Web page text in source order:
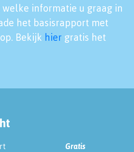
informatie u graag in
het basisrapport met
Bekijk hier gratis het
Gratis